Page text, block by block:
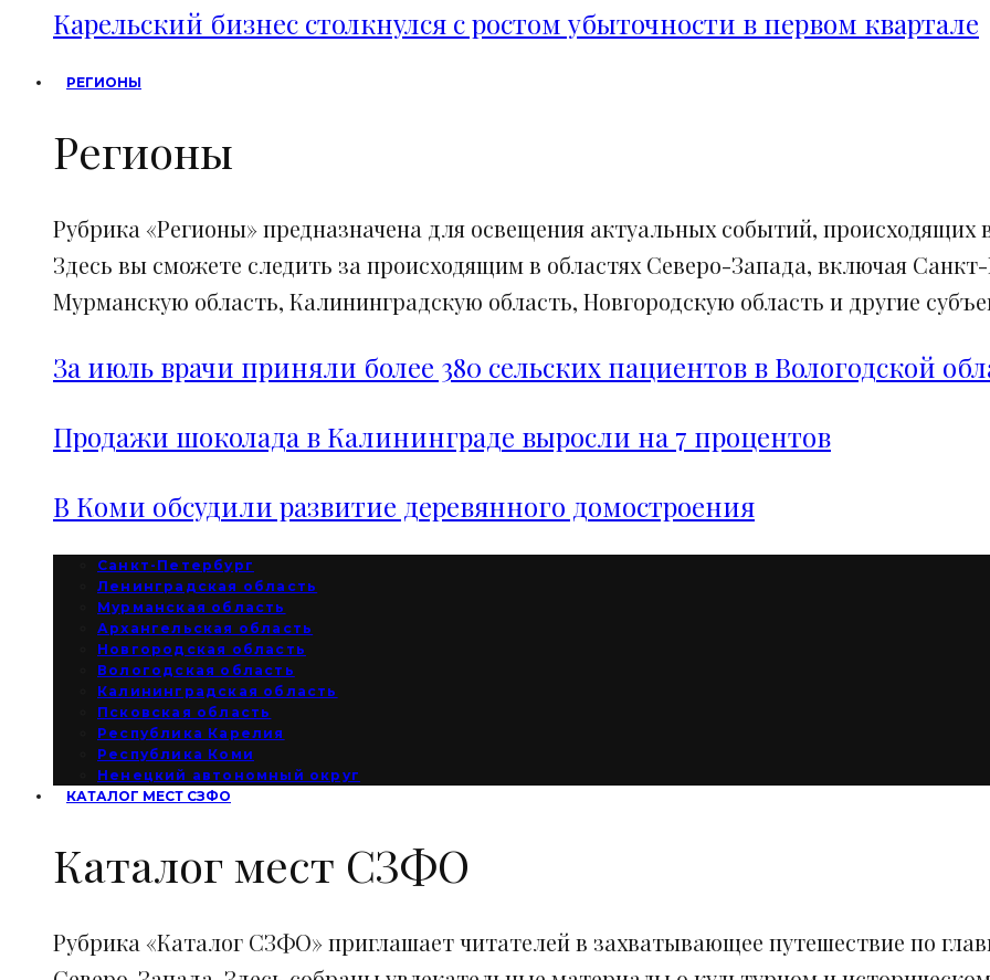
Карельский бизнес столкнулся с ростом убыточности в первом квартале
РЕГИОНЫ
Регионы
Рубрика «Регионы» предназначена для освещения актуальных событий, происходящих
Здесь вы сможете следить за происходящим в областях Северо-Запада, включая
Мурманскую область, Калининградскую область, Новгородскую область и другие
За июль врачи приняли более 380 сельских пациентов в Вологодской
Продажи шоколада в Калининграде выросли на 7 процентов
В Коми обсудили развитие деревянного домостроения
Санкт-Петербург
Ленинградская область
Мурманская область
Архангельская область
Новгородская область
Вологодская область
Калининградская область
Псковская область
Республика Карелия
Республика Коми
Ненецкий автономный округ
КАТАЛОГ МЕСТ СЗФО
Каталог мест СЗФО
Рубрика «Каталог СЗФО» приглашает читателей в захватывающее путешествие по